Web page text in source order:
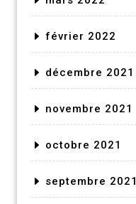
février 2022
décembre 2021
novembre 2021
octobre 2021
septembre 2021